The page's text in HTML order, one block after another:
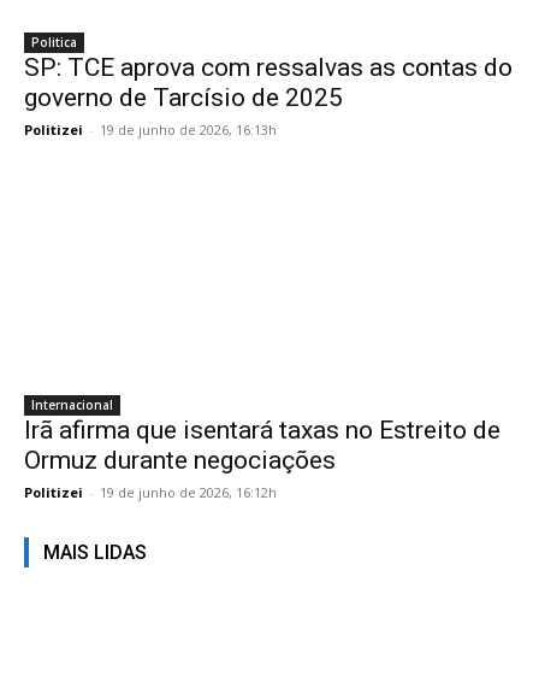
Politica
SP: TCE aprova com ressalvas as contas do
governo de Tarcísio de 2025
Politizei - 19 de junho de 2026, 16:13h
Internacional
Irã afirma que isentará taxas no Estreito de
Ormuz durante negociações
Politizei - 19 de junho de 2026, 16:12h
MAIS LIDAS